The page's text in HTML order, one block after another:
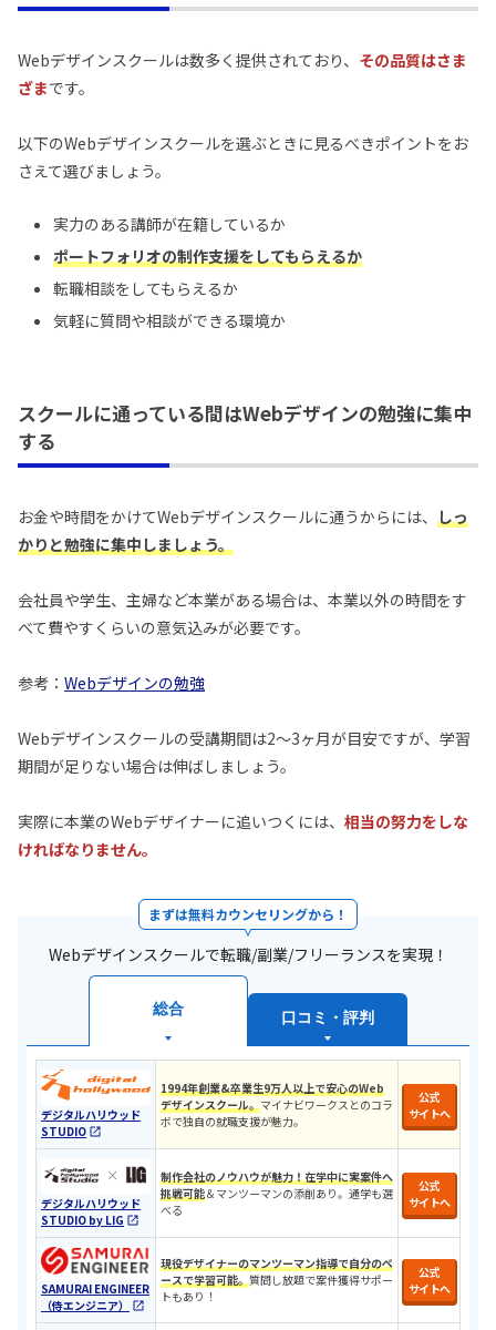
Webデザインスクールは数多く提供されており、 その品質はさま
ざまです。
以下のWebデザインスクールを選ぶときに見るべきポイントをお
さえて選びましょう。
実力のある講師が在籍しているか
ポートフォリオの制作支援をしてもらえるか
転職相談をしてもらえるか
気軽に質問や相談ができる環境か
スクールに通っている間はWebデザインの勉強に集中
する
お金や時間をかけてWebデザインスクールに通うからには、 しっ
かりと勉強に集中しましょう。
会社員や学生、主婦など本業がある場合は、本業以外の時間をす
べて費やすくらいの意気込みが必要です。
参考： Webデザインの勉強
Webデザインスクールの受講期間は2～3ヶ月が目安ですが、学習
期間が足りない場合は伸ばしましょう。
実際に本業のWebデザイナーに追いつくには、 相当の努力をしな
ければなりません。
まずは無料カウンセリングから！
Webデザインスクールで転職/副業/フリーランスを実現！
総合 口コミ・評判
デジタルハリウッド
STUDIO
1994年創業&卒業生9万人以上で安心のWeb
デザインスクール。マイナビワークスとのコラ
ボで独自の就職支援が魅力。
公式
サイトへ
デジタルハリウッド
STUDIO by LIG
制作会社のノウハウが魅力！在学中に実案件へ
挑戦可能＆マンツーマンの添削あり。通学も選
べる
公式
サイトへ
SAMURAI ENGINEER
（侍エンジニア）
現役デザイナーのマンツーマン指導で自分のペ
ースで学習可能。質問し放題で案件獲得サポー
トもあり！
公式
サイトへ